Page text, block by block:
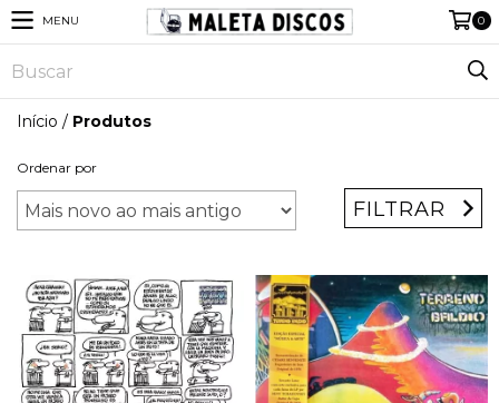
MENU 0
Início / Produtos
Ordenar por
FILTRAR